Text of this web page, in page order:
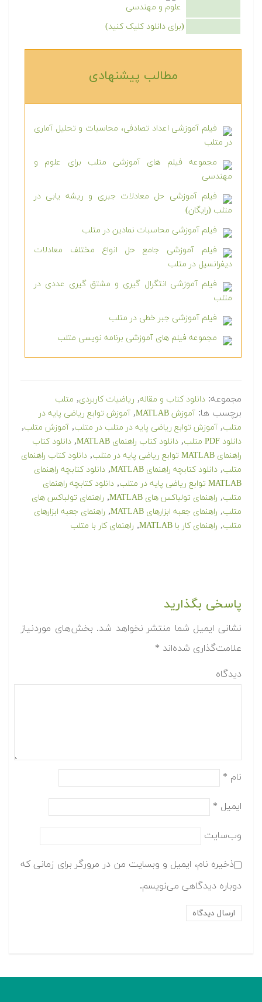
علوم و مهندسی
(برای دانلود کلیک کنید)
مطالب پیشنهادی‎
فیلم آموزشی اعداد تصادفی، محاسبات و تحلیل آماری
در متلب
مجموعه فیلم های آموزشی متلب برای علوم و
مهندسی
فیلم آموزشی حل معادلات جبری و ریشه یابی در
متلب (رایگان)
فیلم آموزشی محاسبات نمادین در متلب
فیلم آموزشی جامع حل انواع مختلف معادلات
دیفرانسیل در متلب
فیلم آموزشی انتگرال گیری و مشتق گیری عددی در
متلب
فیلم آموزشی جبر خطی در متلب
مجموعه فیلم های آموزشی برنامه نویسی متلب
مجموعه: دانلود کتاب و مقاله, ریاضیات کاربردی, متلب
برچسب ها: آموزش MATLAB , آموزش توابع ریاضی پایه در
متلب, آموزش توابع ریاضی پایه در متلب در متلب, آموزش متلب,
دانلود PDF متلب , دانلود کتاب راهنمای MATLAB , دانلود کتاب
راهنمای MATLAB توابع ریاضی پایه در متلب
, دانلود کتاب راهنمای
متلب, دانلود کتابچه راهنمای MATLAB , دانلود کتابچه راهنمای
MATLAB توابع ریاضی پایه در متلب
, دانلود کتابچه راهنمای
متلب, راهنمای تولباکس های MATLAB , راهنمای تولباکس های
متلب, راهنمای جعبه ابزارهای MATLAB , راهنمای جعبه ابزارهای
متلب, راهنمای کار با MATLAB , راهنمای کار با متلب
پاسخی بگذارید
نشانی ایمیل شما منتشر نخواهد شد. بخش‌های موردنیاز
علامت‌گذاری شده‌اند *
دیدگاه
نام *
ایمیل *
وب‌سایت
ذخیره نام، ایمیل و وبسایت من در مرورگر برای زمانی که
دوباره دیدگاهی می‌نویسم.